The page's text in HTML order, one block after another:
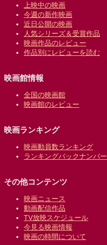
上映中の映画
今週の新作映画
近日公開の映画
人気シリーズ＆受賞作品
映画作品のレビュー
作品別にレビューを読む
映画館情報
全国の映画館
映画館のレビュー
映画ランキング
映画動員数ランキング
ランキングバックナンバー
その他コンテンツ
映画ニュース
動画配信作品
TV放映スケジュール
今見る映画情報
映画の時間について